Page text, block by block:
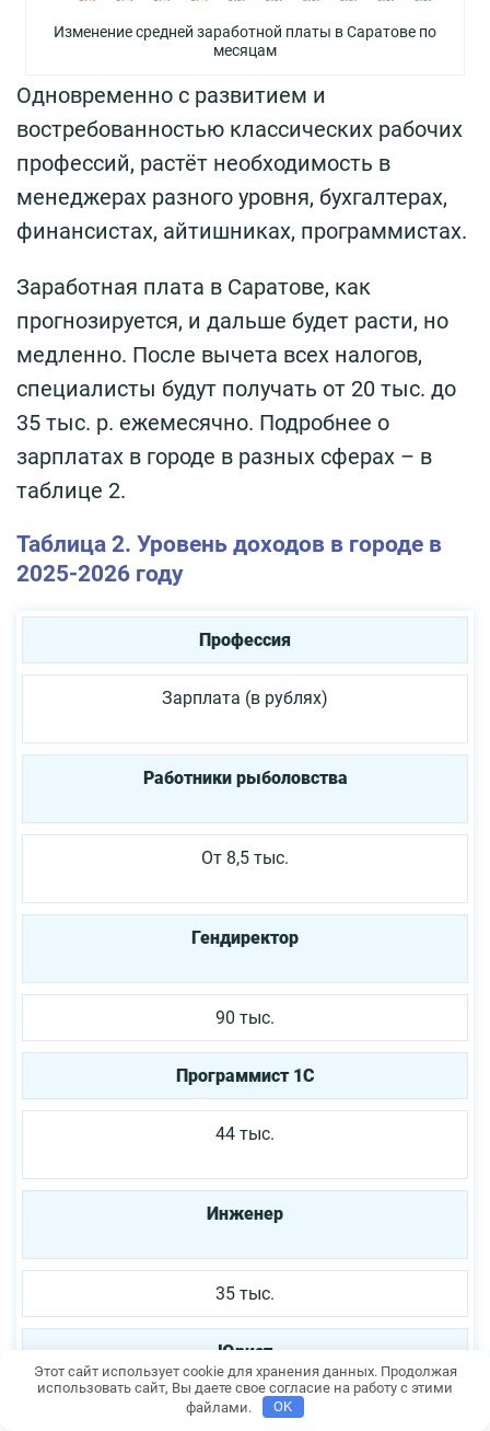
Изменение средней заработной платы в Саратове по
месяцам
Одновременно с развитием и
востребованностью классических рабочих
профессий, растёт необходимость в
менеджерах разного уровня, бухгалтерах,
финансистах, айтишниках, программистах.
Заработная плата в Саратове, как
прогнозируется, и дальше будет расти, но
медленно. После вычета всех налогов,
специалисты будут получать от 20 тыс. до
35 тыс. р. ежемесячно. Подробнее о
зарплатах в городе в разных сферах – в
таблице 2.
Таблица 2. Уровень доходов в городе в
2025-2026 году
Профессия
Зарплата (в рублях)
Работники рыболовства
От 8,5 тыс.
Гендиректор
90 тыс.
Программист 1С
44 тыс.
Инженер
35 тыс.
Юрист
32 тыс.
Этот сайт использует cookie для хранения данных. Продолжая
использовать сайт, Вы даете свое согласие на работу с этими
файлами.
OK